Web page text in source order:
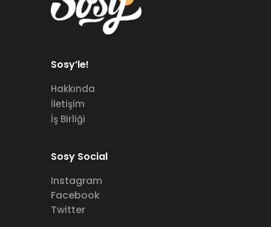
Sosy’le!
Hakkında
İletişim
İş Birliği
Sosy Social
Instagram
Facebook
Twitter